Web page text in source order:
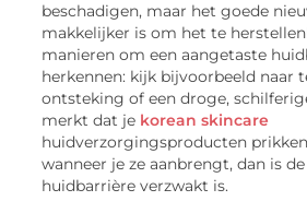
beschadigen, maar het goede
makkelijker is om het te
manieren om een aangetaste
herkennen: kijk bijvoorbeeld naar
ontsteking of een droge,
merkt dat je korean skincare
huidverzorgingsproducten
wanneer je ze aanbrengt, dan is
huidbarrière verzwakt is.